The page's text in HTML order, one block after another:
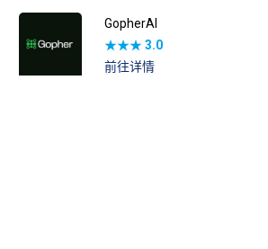
GopherAI
★★★3.0
前往详情